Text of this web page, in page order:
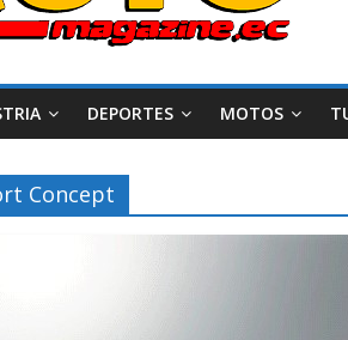
DEPORTES MOTOS
Concept